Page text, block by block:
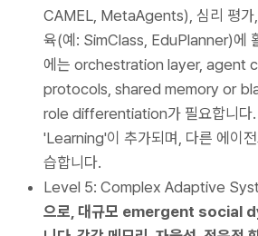
CAMEL, MetaAgents), 심리 평가,
육(예: SimClass, EduPlanner)에
에는 orchestration layer, agent
protocols, shared memory or
role differentiation가 필요합니다.
'Learning'이 추가되며, 다른 에이
습합니다.
Level 5: Complex Adaptive
으로, 대규모 emergent social